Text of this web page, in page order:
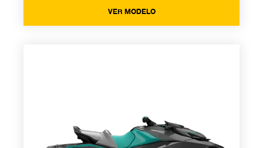
VER MODELO